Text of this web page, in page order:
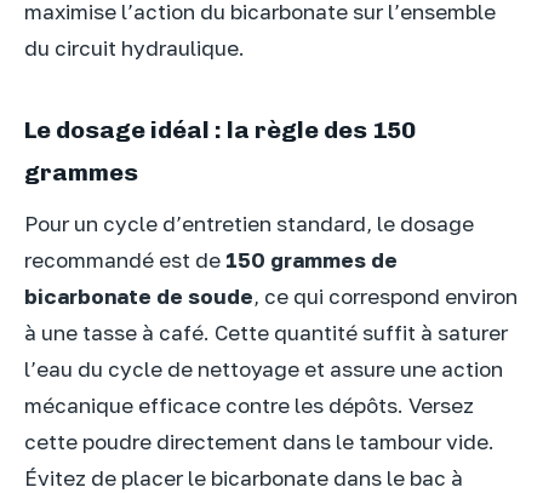
maximise l’action du bicarbonate sur l’ensemble
du circuit hydraulique.
Le dosage idéal : la règle des 150
grammes
Pour un cycle d’entretien standard, le dosage
recommandé est de 150 grammes de
bicarbonate de soude, ce qui correspond environ
à une tasse à café. Cette quantité suffit à saturer
l’eau du cycle de nettoyage et assure une action
mécanique efficace contre les dépôts. Versez
cette poudre directement dans le tambour vide.
Évitez de placer le bicarbonate dans le bac à